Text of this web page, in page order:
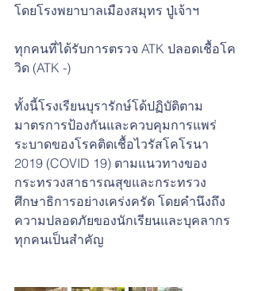
โดยโรงพยาบาลเมืองสมุทร ปู่เจ้าฯ
ทุกคนที่ได้รับการตรวจ ATK ปลอดเชื้อโค
วิด (ATK -)
ทั้งนี้โรงเรียนบุรารักษ์โด้ปฏิบัติตาม
มาตรการป้องกันและควบคุมการแพร่
ระบาดของโรคติดเชื้อไวรัสโคโรนา
2019 (COVID 19) ตามแนวทางของ
กระทรวงสาธารณสุขและกระทรวง
ศึกษาธิการอย่างเคร่งครัด โดยคำนึงถึง
ความปลอดภัยของนักเรียนและบุคลากร
ทุกคนเป็นสำคัญ